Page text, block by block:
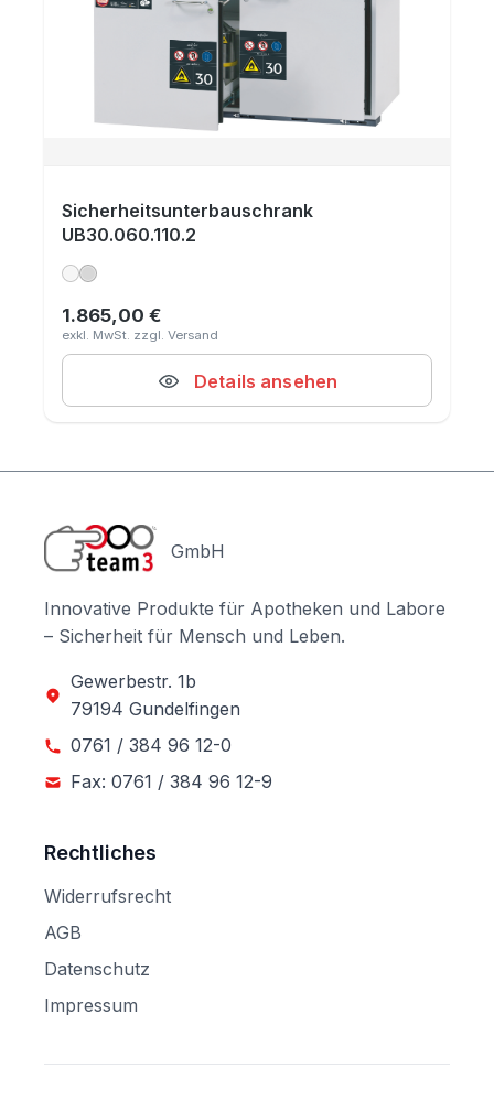
Sicherheitsunterbauschrank
UB30.060.110.2
Regulärer Preis:
1.865,00 €
Details ansehen
GmbH
Innovative Produkte für Apotheken und Labore
– Sicherheit für Mensch und Leben.
Gewerbestr. 1b
79194 Gundelfingen
0761 / 384 96 12-0
Fax: 0761 / 384 96 12-9
Rechtliches
Widerrufsrecht
AGB
Datenschutz
Impressum